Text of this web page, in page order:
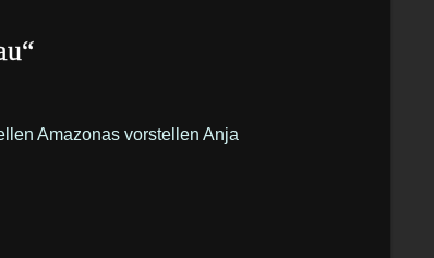
Amazonas vorstellen Anja